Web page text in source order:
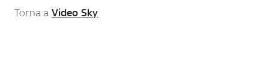
Torna a Video Sky